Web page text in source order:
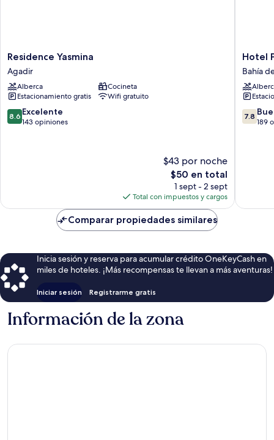
Residence
Yasmina
Agadir
Residence Yasmina
Agadir
Alberca
Cocineta
Estacionamiento gratis
Wifi gratuito
8.6
de
8.6 Excelente
143 opiniones
$43 por noche
El
precio
actual
es
de
$50
$50 en total
1 sept - 2 sept
Total con impuestos y cargos
Hotel
Prestige
Agadir
Bahía
de
Agadir
Hotel
Bahía
7.8
de
7.8
189
Comparar propiedades similares
Inicia sesión y reserva para acumular crédito OneKeyCash en
miles de hoteles. ¡Más recompensas te llevan a más aventuras!
Iniciar sesión Registrarme gratis
Información de la zona